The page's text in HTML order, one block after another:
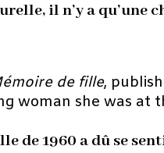
il n’y a qu’une
de fille,
woman she was at
de 1960 a dû se